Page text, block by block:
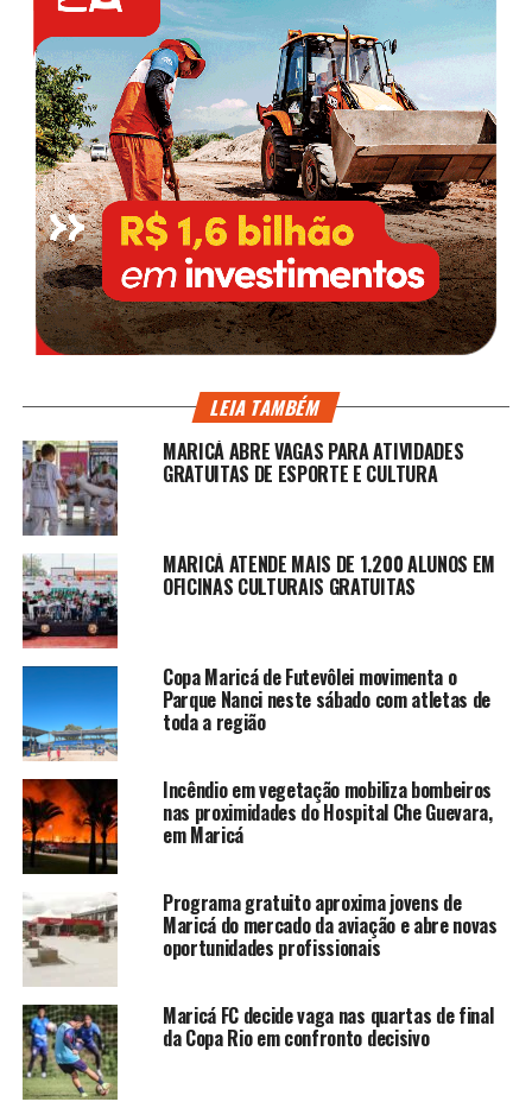
LEIA TAMBÉM
MARICÁ ABRE VAGAS PARA ATIVIDADES
GRATUITAS DE ESPORTE E CULTURA
MARICÁ ATENDE MAIS DE 1.200 ALUNOS EM
OFICINAS CULTURAIS GRATUITAS
Copa Maricá de Futevôlei movimenta o
Parque Nanci neste sábado com atletas de
toda a região
Incêndio em vegetação mobiliza bombeiros
nas proximidades do Hospital Che Guevara,
em Maricá
Programa gratuito aproxima jovens de
Maricá do mercado da aviação e abre novas
oportunidades profissionais
Maricá FC decide vaga nas quartas de final
da Copa Rio em confronto decisivo